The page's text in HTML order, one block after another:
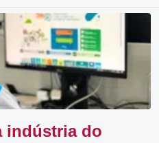
indústria do